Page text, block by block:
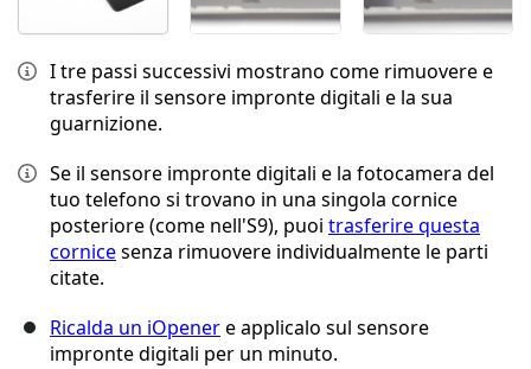
I tre passi successivi mostrano come rimuovere e
trasferire il sensore impronte digitali e la sua
guarnizione.
Se il sensore impronte digitali e la fotocamera del
tuo telefono si trovano in una singola cornice
posteriore (come nell'S9), puoi trasferire questa
cornicesenza rimuovere individualmente le parti
citate.
Ricalda un iOpenere applicalo sul sensore
impronte digitali per un minuto.